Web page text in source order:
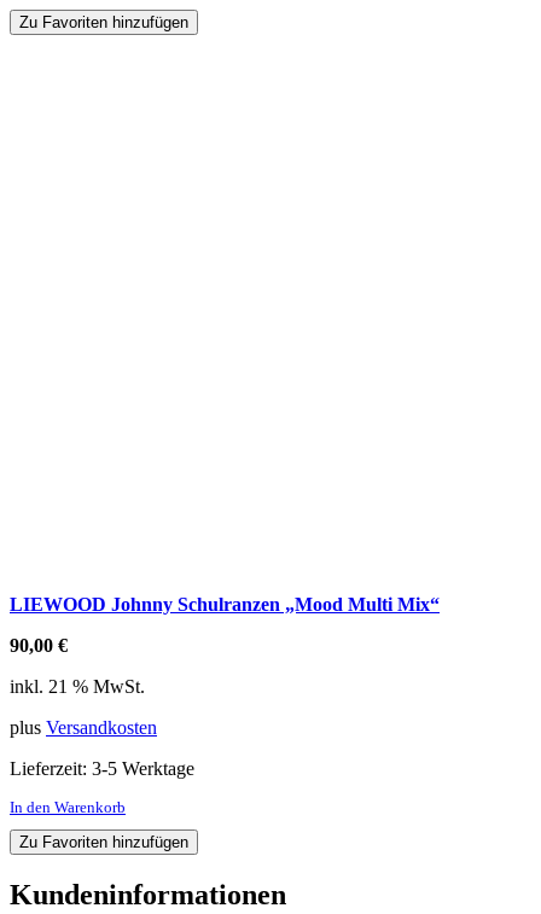
Zu Favoriten hinzufügen
LIEWOOD Johnny Schulranzen „Mood Multi Mix“
90,00 €
inkl. 21 % MwSt.
plus Versandkosten
Lieferzeit: 3-5 Werktage
In den Warenkorb
Zu Favoriten hinzufügen
Kundeninformationen